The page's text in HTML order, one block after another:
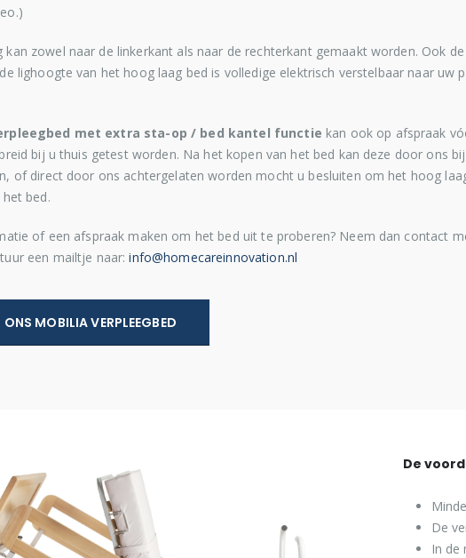
kan zowel naar de linkerkant als naar de rechterkant gemaakt worden. Ook
lighoogte van het hoog laag bed is volledige elektrisch verstelbaar naar uw
met extra sta-op / bed kantel functie kan ook op afspraak
bij u thuis getest worden. Na het kopen van het bed kan deze door ons
of direct door ons achtergelaten worden mocht u besluiten om het hoog
bed.
of een afspraak maken om het bed uit te proberen? Neem dan contact
een mailtje naar:info@homecareinnovation.nl
ONS MOBILIA VERPLEEGBED
De
De
In de